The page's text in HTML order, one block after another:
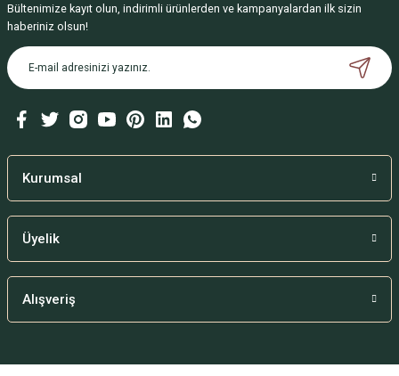
Ürün resmi kalitesiz, bozuk veya görüntülenemiyor.
Ürün açıklamasında eksik bilgiler bulunuyor.
Ürün bilgilerinde hatalar bulunuyor.
Bu ürüne benzer farklı alternatifler olmalı.
Bültenimize kayıt olun, indirimli ürünlerden ve kampanyalardan ilk sizin
haberiniz olsun!
Kurumsal
Üyelik
Alışveriş